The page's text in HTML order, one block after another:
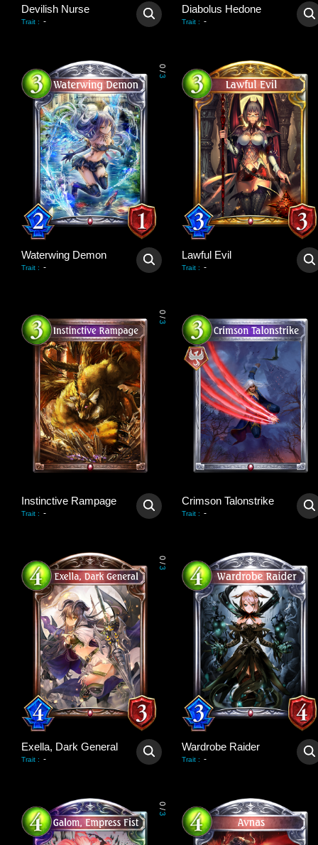
Devilish Nurse
Trait : -
Diabolus Hedone
Trait : -
0
/
3
Waterwing Demon
Trait : -
Lawful Evil
Trait : -
0
/
3
Instinctive Rampage
Trait : -
Crimson Talonstrike
Trait : -
0
/
3
Exella, Dark General
Trait : -
Wardrobe Raider
Trait : -
0
/
3